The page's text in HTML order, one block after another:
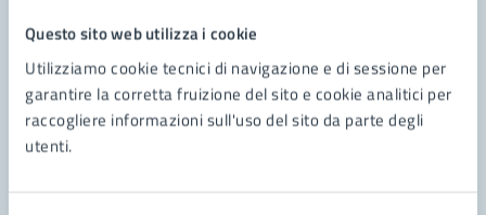
Questo sito web utilizza i cookie
Utilizziamo cookie tecnici di navigazione e di sessione per
garantire la corretta fruizione del sito e cookie analitici per
raccogliere informazioni sull'uso del sito da parte degli
utenti.
Richiedi assistenza
Prenota appuntamento
Problemi in città